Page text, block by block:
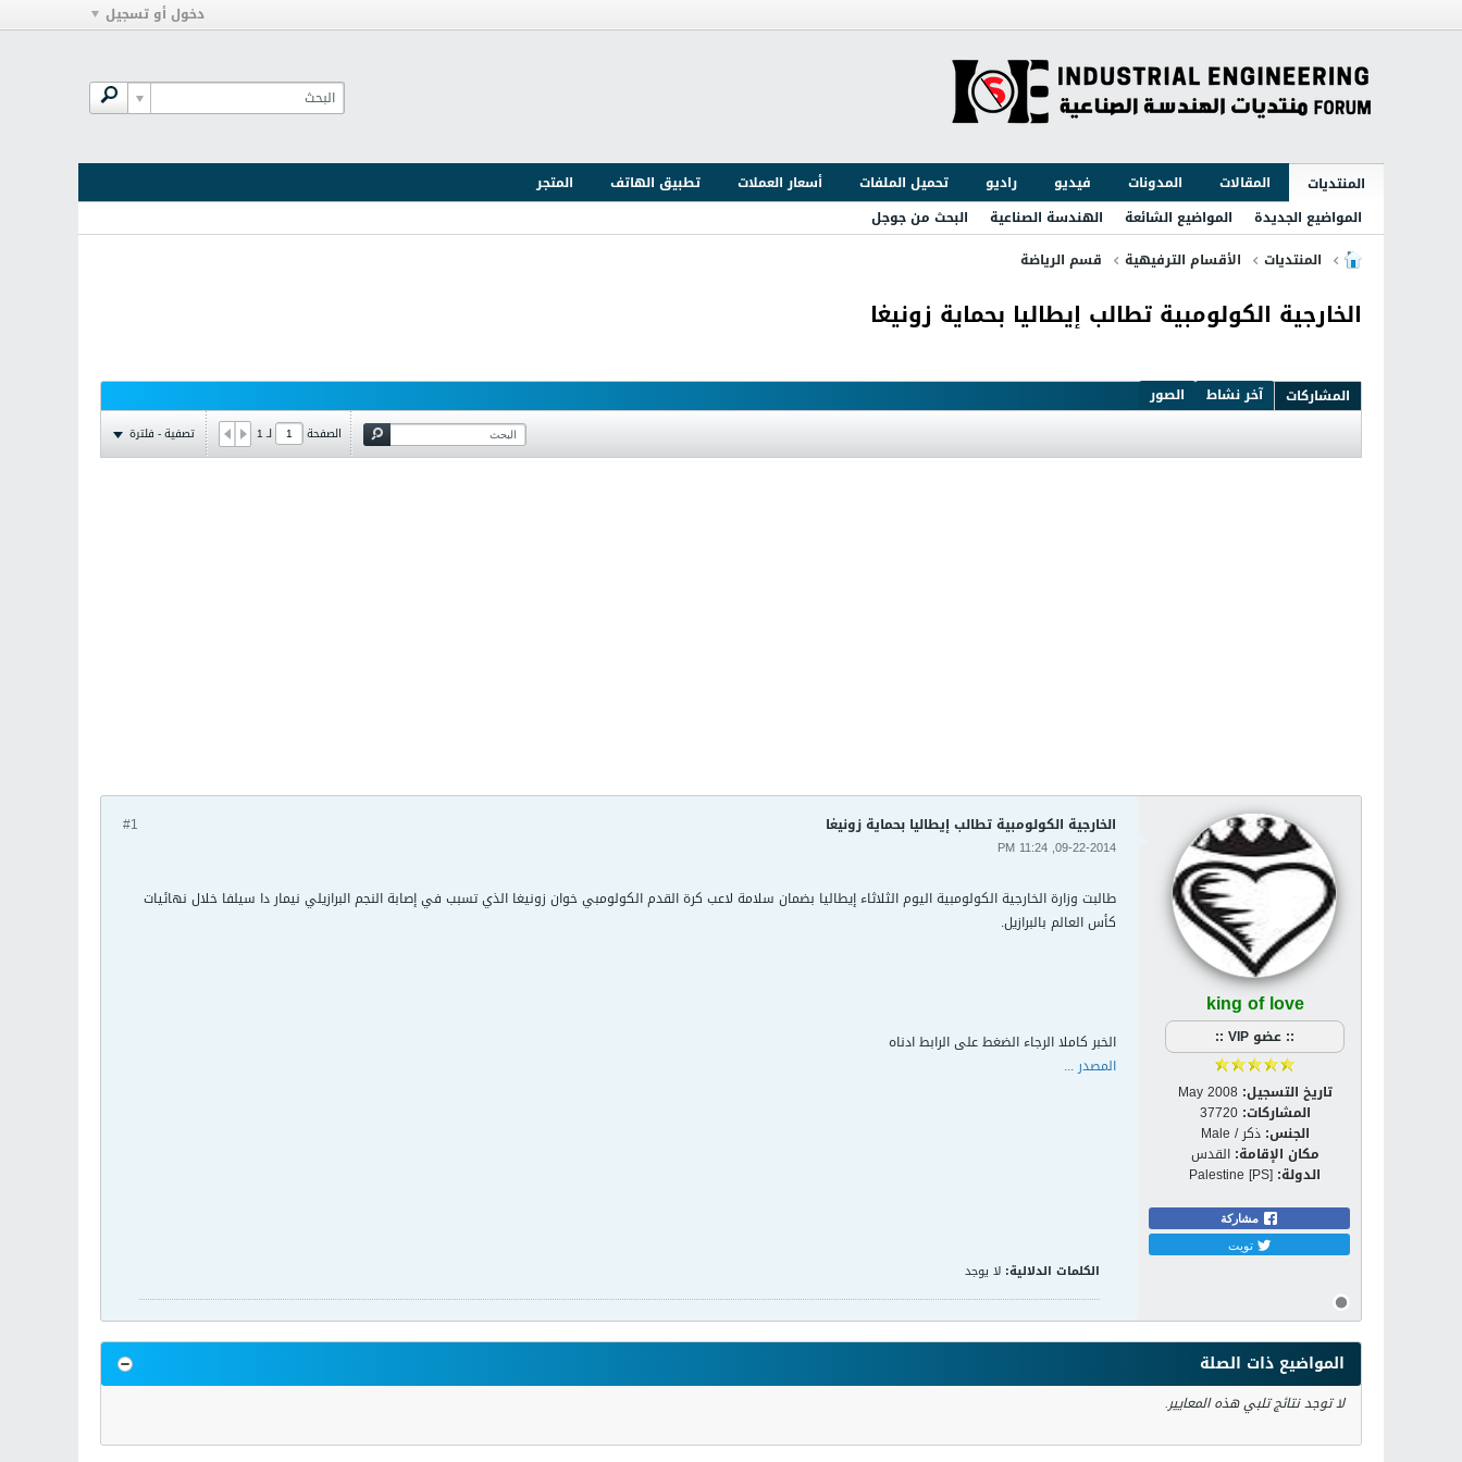
دخول أو تسجيل
المنتديات المقالات المدونات فيديو راديو تحميل الملفات أسعار العملات تطبيق الهاتف
المتجر
المواضيع الجديدة
المواضيع الشائعة الهندسة الصناعية
البحث من جوجل
المنتديات
الأقسام الترفيهية قسم الرياضة
الخارجية الكولومبية تطالب إيطاليا بحماية زونيغا
المشاركات آخر نشاط الصور
الصفحة لـ1 تصفية - فلترة
king of love
:: عضو VIP ::
تاريخ التسجيل: May 2008
المشاركات: 37720
الجنس: ذكر / Male
مكان الإقامة: القدس
الدولة: Palestine [PS]
مشاركة
تويت
#1 الخارجية الكولومبية تطالب إيطاليا بحماية زونيغا
09-22-2014, 11:24 PM
طالبت وزارة الخارجية الكولومبية اليوم الثلاثاء إيطاليا بضمان سلامة لاعب كرة القدم الكولومبي خوان زونيغا الذي تسبب في إصابة النجم البرازيلي نيمار دا سيلفا خلال نهائيات
كأس العالم بالبرازيل.
الخبر كاملا الرجاء الضغط على الرابط ادناه
المصدر ...
الكلمات الدلالية: لا يوجد
المواضيع ذات الصلة
لا توجد نتائج تلبي هذه المعايير.